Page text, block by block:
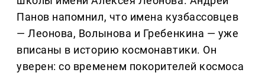
Панов напомнил, что имена кузбассовцев
— Леонова, Волынова и Гребенкина — уже
вписаны в историю космонавтики. Он
уверен: со временем покорителей космоса